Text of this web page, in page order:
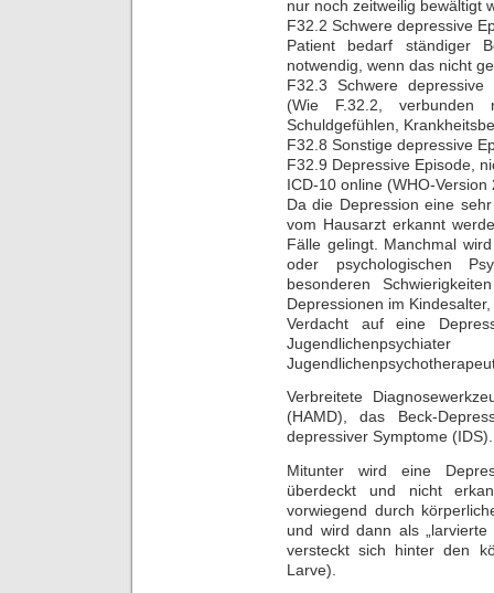
nur noch zeitweilig bewältigt
F32.2 Schwere depressive
Patient bedarf ständiger
notwendig, wenn das nicht
F32.3 Schwere depressive
(Wie F.32.2, verbunden
Schuldgefühlen,
F32.8 Sonstige depressive
F32.9 Depressive Episode,
ICD-10 online (WHO-Version
Da die Depression eine
vom Hausarzt erkannt
Fälle gelingt. Manchmal
oder psychologischen
besonderen
Depressionen im
Verdacht auf eine
Verbreitete
(HAMD), das Beck-
depressiver Symptome (IDS).
Mitunter wird eine
überdeckt und nicht
vorwiegend durch
und wird dann als „larvierte
versteckt sich hinter den
Larve).